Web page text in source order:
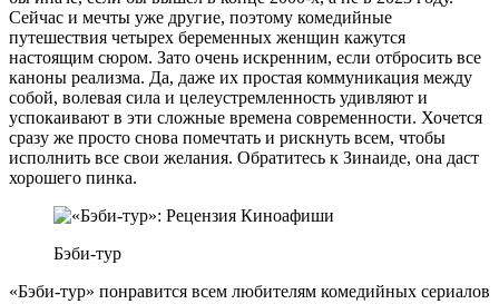
Сейчас и мечты уже другие, поэтому комедийные
путешествия четырех беременных женщин кажутся
настоящим сюром. Зато очень искренним, если отбросить все
каноны реализма. Да, даже их простая коммуникация между
собой, волевая сила и целеустремленность удивляют и
успокаивают в эти сложные времена современности. Хочется
сразу же просто снова помечтать и рискнуть всем, чтобы
исполнить все свои желания. Обратитесь к Зинаиде, она даст
хорошего пинка.
Бэби-тур
«Бэби-тур» понравится всем любителям комедийных сериалов